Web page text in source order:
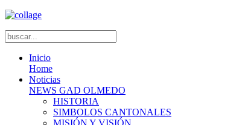
Inicio
Home
Noticias
NEWS GAD OLMEDO
HISTORIA
SIMBOLOS CANTONALES
MISIÓN Y VISIÓN